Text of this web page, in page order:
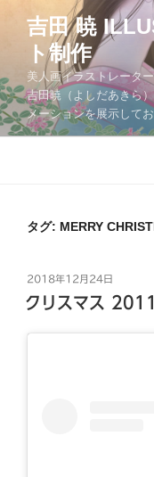
ツ
へ
ス
吉田 暁
ト制作
美人画イラストレータ
吉田暁（よしだあきら
メーションを展示して
タグ: MERRY
投
稿
日:
2018年12月24日
クリスマス 2011